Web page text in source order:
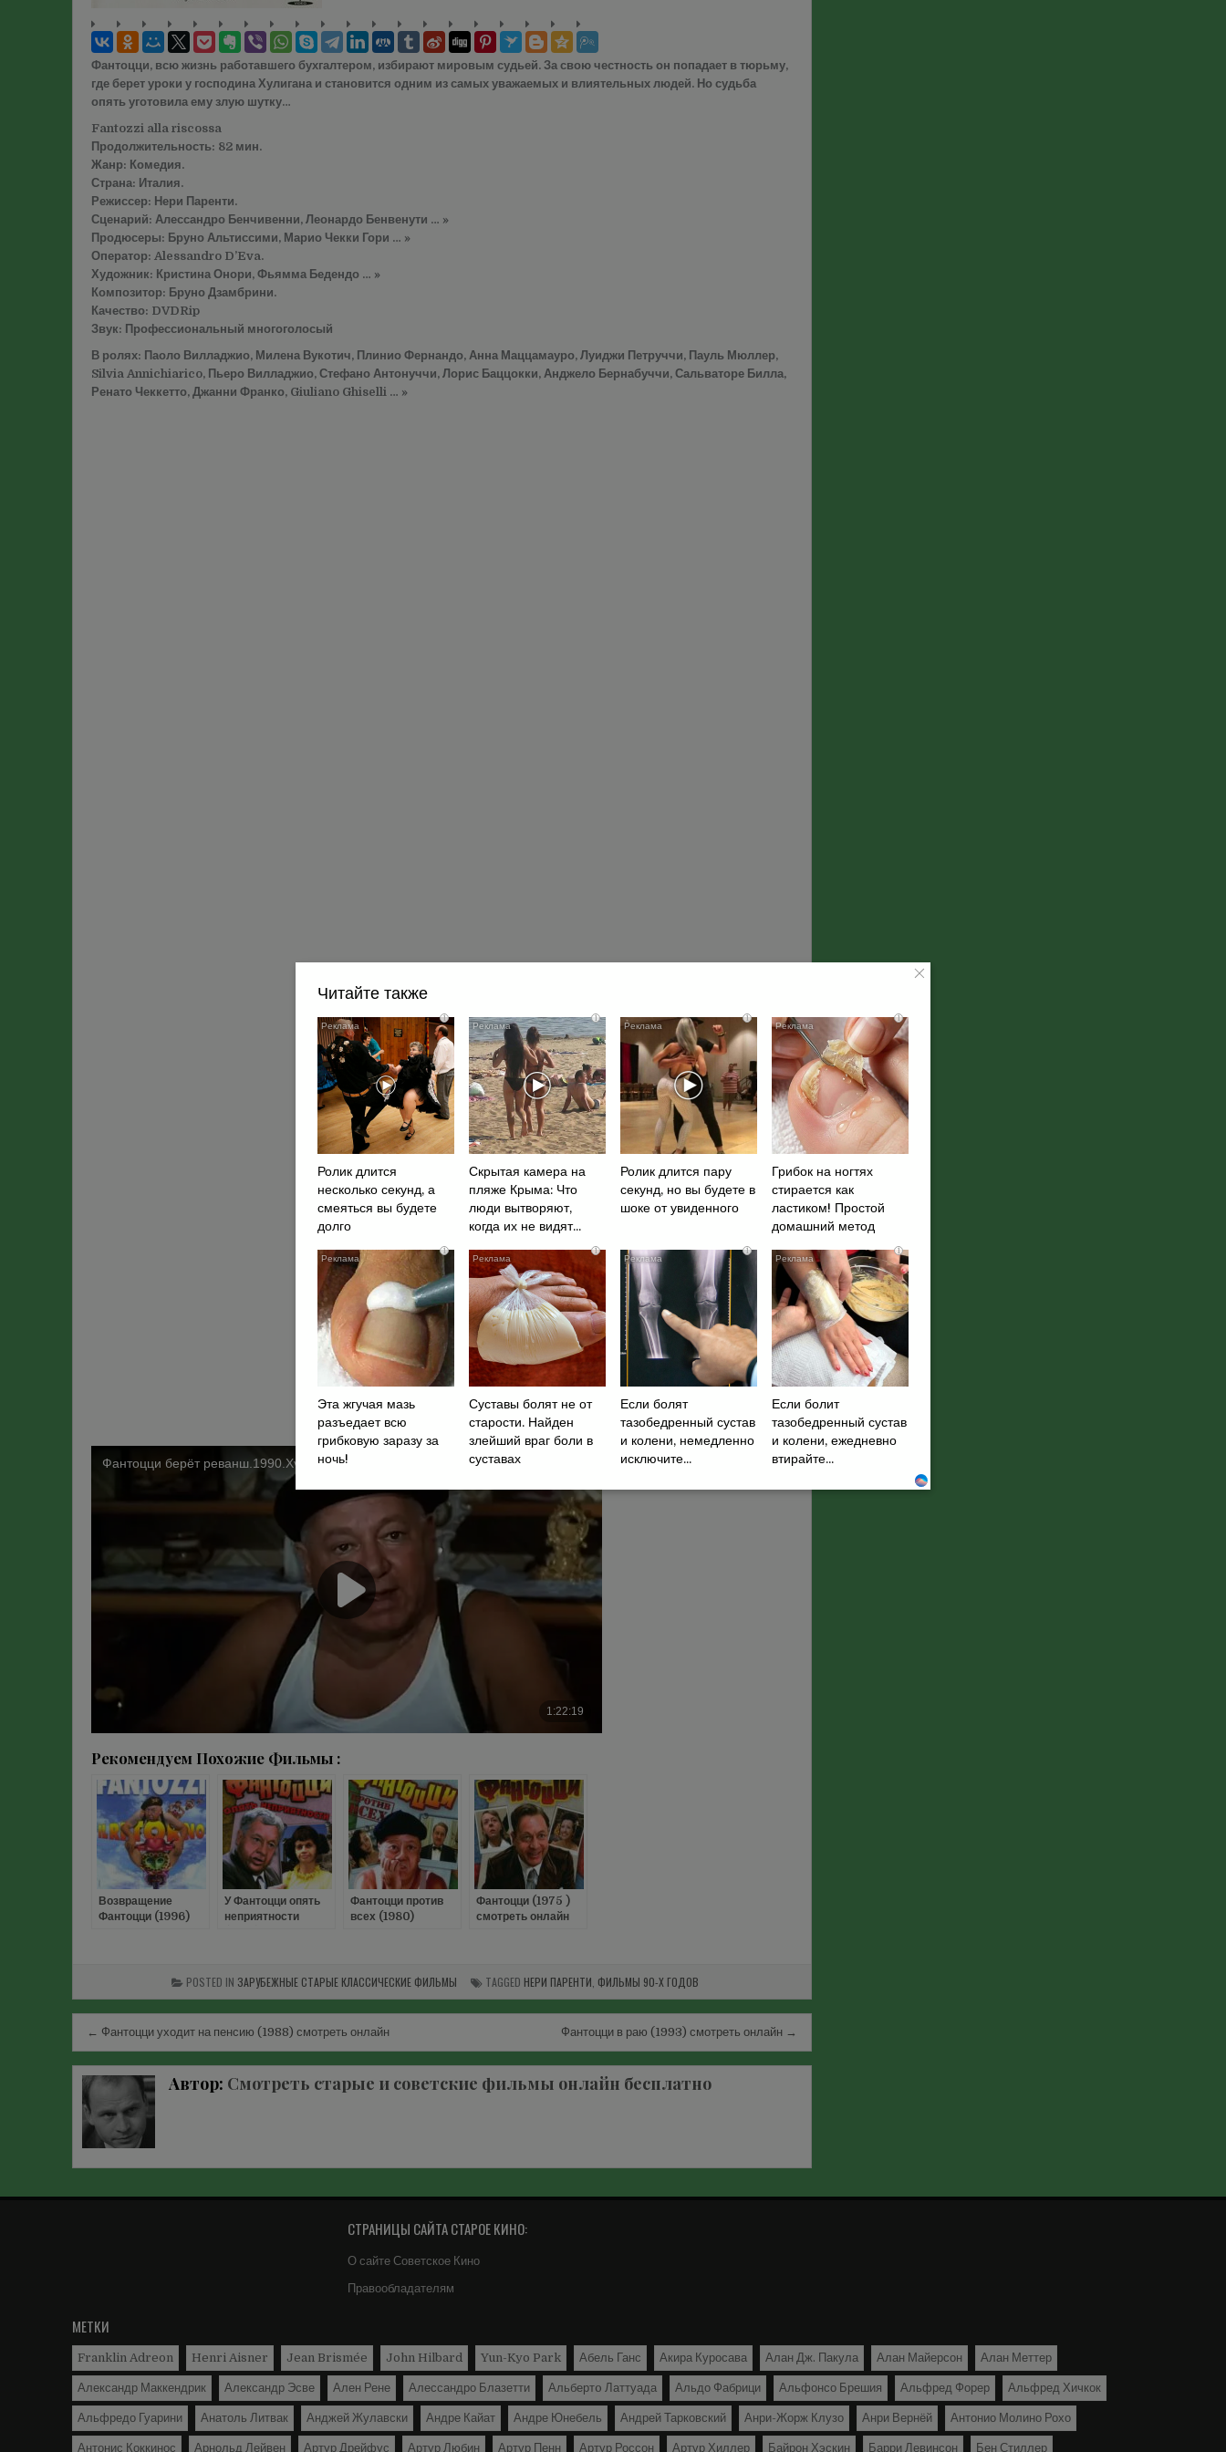
Фантоцци, всю жизнь работавшего бухгалтером, избирают мировым судьей. За свою честность он попадает в тюрьму,
где берет уроки у господина Хулигана и становится одним из самых уважаемых и влиятельных людей. Но судьба
опять уготовила ему злую шутку…
Fantozzi alla riscossa
Продолжительность: 82 мин.
Жанр: Комедия.
Страна: Италия.
Режиссер: Нери Паренти.
Сценарий: Алессандро Бенчивенни, Леонардо Бенвенути … »
Продюсеры: Бруно Альтиссими, Марио Чекки Гори … »
Оператор: Alessandro D’Eva.
Художник: Кристина Онори, Фьямма Бедендо … »
Композитор: Бруно Дзамбрини.
Качество: DVDRip
Звук: Профессиональный многоголосый
В ролях: Паоло Вилладжио, Милена Вукотич, Плинио Фернандо, Анна Маццамауро, Луиджи Петруччи, Пауль Мюллер,
Silvia Annichiarico, Пьеро Вилладжио, Стефано Антонуччи, Лорис Баццокки, Анджело Бернабуччи, Сальваторе Билла,
Ренато Чеккетто, Джанни Франко, Giuliano Ghiselli … »
Рекомендуем Похожие Фильмы :
Возвращение
Фантоцци (1996)
У Фантоцци опять
неприятности
Фантоцци против
всех (1980)
Фантоцци (1975 )
смотреть онлайн
POSTED IN ЗАРУБЕЖНЫЕ СТАРЫЕ КЛАССИЧЕСКИЕ ФИЛЬМЫ TAGGED НЕРИ ПАРЕНТИ ФИЛЬМЫ 90-Х ГОДОВ
Навигация
по
записям
← Фантоцци уходит на пенсию (1988) смотреть онлайн Фантоцци в раю (1993) смотреть онлайн →
Автор: Смотреть старые и советские фильмы онлайн бесплатно
СТРАНИЦЫ САЙТА СТАРОЕ КИНО:
О сайте Советское Кино
Правообладателям
МЕТКИ
Franklin Adreon Henri Aisner Jean Brismée John Hilbard Yun-Kyo Park Абель Ганс Акира Куросава Алан Дж. Пакула Алан Майерсон Алан Меттер
Александр Маккендрик Александр Эсве Ален Рене Алессандро Блазетти Альбертo Латтуада Альдо Фабрици Альфонсо Брешия Альфред Форер Альфред Хичкок
Альфредо Гуарини Анатоль Литвак Анджей Жулавски Андре Кайат Андре Юнебель Андрей Тарковский Анри-Жорж Клузо Анри Вернёй Антонио Молино Рохо
Антонис Коккинос Арнольд Лейвен Артур Дрейфус Артур Любин Артур Пенн Артур Россон Артур Хиллер Байрон Хэскин Барри Левинсон Бен Стиллер
Читайте также
i
Ролик длится
несколько секунд, а
смеяться вы будете
долго
i
Скрытая камера на
пляже Крыма: Что
люди вытворяют,
когда их не видят...
i
Ролик длится пару
секунд, но вы будете в
шоке от увиденного
i
Грибок на ногтях
стирается как
ластиком! Простой
домашний метод
i
Эта жгучая мазь
разъедает всю
грибковую заразу за
ночь!
i
Суставы болят не от
старости. Найден
злейший враг боли в
суставах
i
Если болят
тазобедренный сустав
и колени, немедленно
исключите...
i
Если болит
тазобедренный сустав
и колени, ежедневно
втирайте...